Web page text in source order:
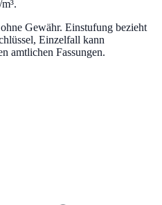
Gewähr. Einstufung bezieht
Einzelfall kann
amtlichen Fassungen.